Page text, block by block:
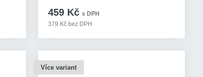
459 Kč s DPH
379 Kč bez DPH
Více variant